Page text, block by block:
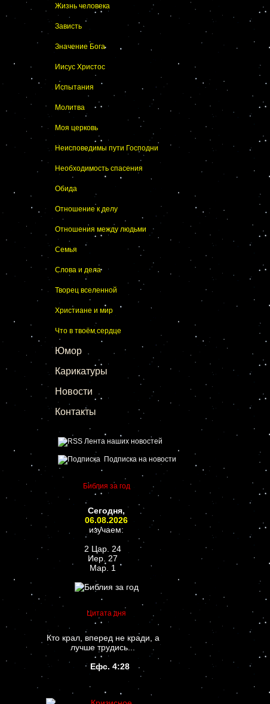
Жизнь человека
Зависть
Значение Бога
Иисус Христос
Испытания
Молитва
Моя церковь
Неисповедимы пути Господни
Необходимость спасения
Обида
Отношение к делу
Отношения между людьми
Семья
Слова и дела
Творец вселенной
Христиане и мир
Что в твоём сердце
Юмор
Карикатуры
Новости
Контакты
Лента наших новостей
Подписка на новости
Библия за год
Сегодня,
06.08.2026
изучаем:
2 Цар. 24
Иер. 27
Мар. 1
Цитата дня
Кто крал, вперед не кради, а
лучше трудись...
Ефс. 4:28